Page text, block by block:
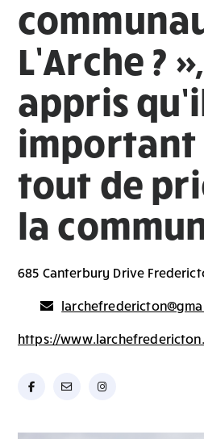
L’Arche ?
appris
important
tout de
la
685 Canterbury Drive
https://